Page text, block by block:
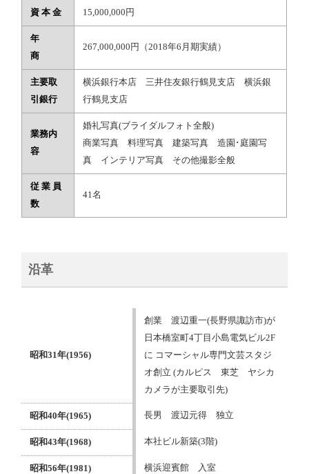
資 本 金 15,000,000円
年
商
267,000,000円（2018年6月期実績）
主要取
引銀行
横浜銀行本店 三井住友銀行鶴見支店 横浜銀
行鶴見支店
業務内
容
婚礼写真(ブライダルフォト全般)
商業写真 料理写真 建築写真 造園･庭園写
真 インテリア写真 その他撮影全般
従 業 員
数
41名
沿革
昭和31年(1956)
創業 渡辺重一(長野県諏訪市)が
日本橋室町4丁目小島電気ビル2F
に コマーシャル専門文芸スタジ
オ創立 (カルピス 東芝 ヤシカ
カメラが主要取引先)
昭和40年(1965) 長男 渡辺元得 独立
昭和43年(1968) 本社ビル新築(3階)
昭和56年(1981) 横浜迎賓館 入室